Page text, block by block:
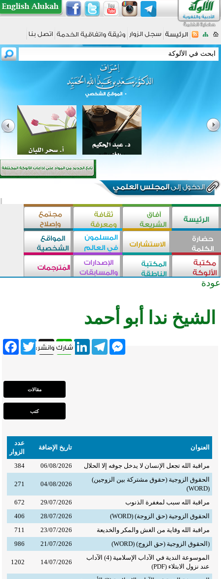
عودة
الشيخ ندا أبو أحمد
Twitter X
WhatsAppLinkedInTelegram
Messenger
العنوان تاريخ الإضافة
عدد
الزوار
مراقبة الله تجعل الإنسان لا يدخل جوفه إلا الحلال
06/08/2026
384
الحقوق الزوجية (حقوق مشتركة بين الزوجين)
(WORD)
04/08/2026
271
مراقبة الله سبب لمغفرة الذنوب 29/07/2026
672
الحقوق الزوجية (حق الزوجة) (WORD)
28/07/2026
406
مراقبة الله وقاية من الغش والمكر والخديعة
23/07/2026
711
(الحقوق الزوجية (حق الزوج) (WORD)
21/07/2026
986
الموسوعة الندية في الآداب الإسلامية (4) الآداب
عند نزول الابتلاء (PDF)
14/07/2026
1202